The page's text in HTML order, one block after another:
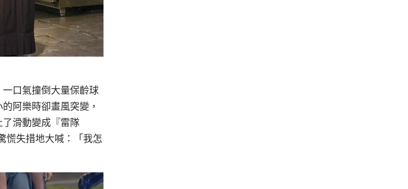
口氣撞倒大量保齡球
阿樂時卻畫風突變，
滑動變成『雷隊
慌失措地大喊：「我怎